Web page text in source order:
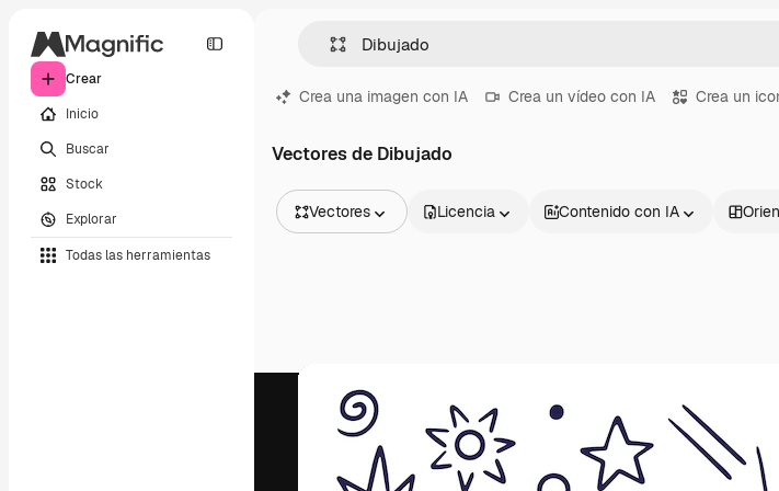
Crear
Inicio
Buscar
Stock
Explorar
Todas las herramientas
Crea una imagen con IA Crea un vídeo con IA Crea un
Vectores de Dibujado
Vectores
Vídeos
Clips de vídeo
Motion graphics
Plantillas de vídeos
Licencia Contenido con IA
Productos